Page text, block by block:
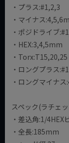
・プラス:#1,2,3
・マイナス
・ポジドライブ
・HEX:3,4,5mm
・Torx:T15,20,25
・ロングプラス
・ロングマイナ
スペック(ラチェ
・差込角:1/4HEX
・全長:185mm